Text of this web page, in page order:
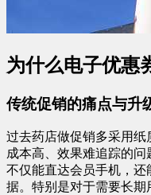
为什么电子优惠
传统促销的痛点与升
过去药店做促销多采用
成本高、效果难追踪的问
不仅能直达会员手机，
据。特别是对于需要长